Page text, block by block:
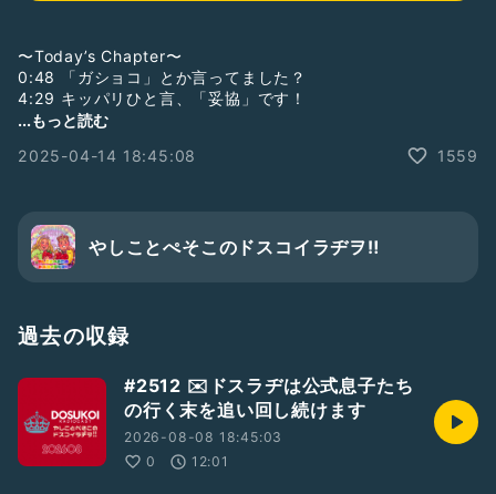
〜Today’s Chapter〜
0:48 「ガショコ」とか言ってました？
4:29 キッパリひと言、「妥協」です！
8:42 朝は何を食べたい？
おたよりフォーム📮「荒山セントラル郵便局」。
https://forms.gle/Xw34h8hQBimuuQFv6
ソロラヂも極稀に配信中♡
※「やしこのぼちラヂ」はラジオトークからのみ聴取可能です
BGM : 「青空空港」 by かずち
#2人組 #LGBTQ+ #GayTalker #収録配信型トーカー
#パーキング収録 #ぶりっ子倶楽部
...もっと読む
2025-04-14 18:45:08
1559
やしことぺそこのドスコイラヂヲ‼︎
過去の収録
#2512 ✉️ドスラヂは公式息子たち
の行く末を追い回し続けます
2026-08-08 18:45:03
0
12:01